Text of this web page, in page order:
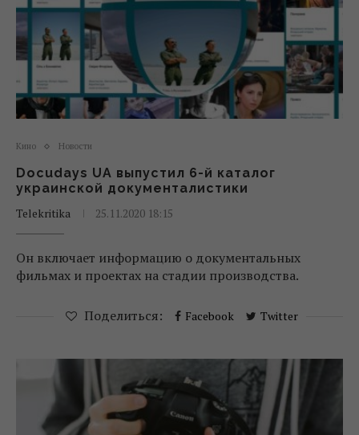
Кино Новости
Docudays UA выпустил 6-й каталог
украинской документалистики
Telekritika
25.11.2020 18:15
Он включает информацию о документальных
фильмах и проектах на стадии производства.
Поделиться: Facebook Twitter